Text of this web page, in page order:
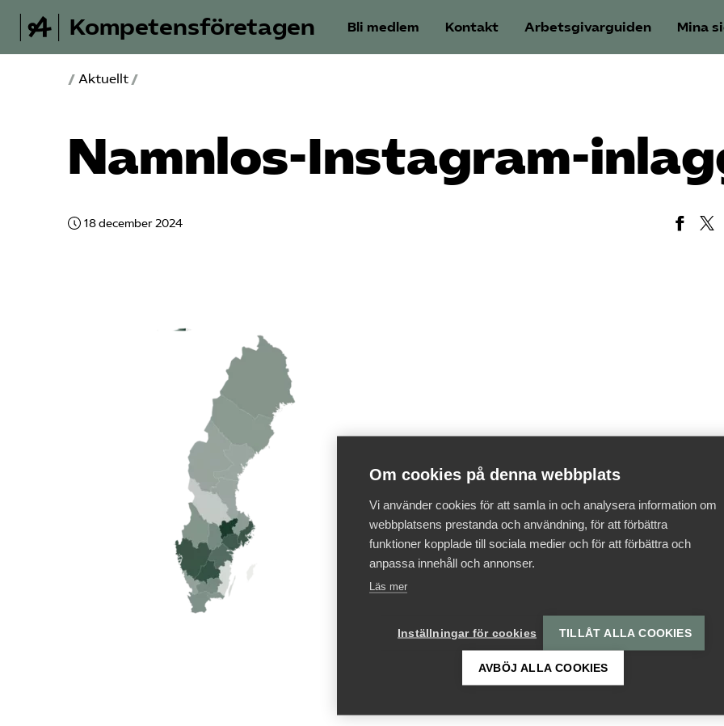
Kompetensföretagen Bli medlem Kontakt Arbetsgivarguiden Mina
/ Aktuellt /
Namnlos-Instagram-
18 december 2024
Om cookies på denna webbplats
Vi använder cookies för att samla in och analysera information om
webbplatsens prestanda och användning, för att förbättra
funktioner kopplade till sociala medier och för att förbättra och
anpassa innehåll och annonser.
Läs mer
Inställningar för cookies TILLÅT ALLA COOKIES
AVBÖJ ALLA COOKIES